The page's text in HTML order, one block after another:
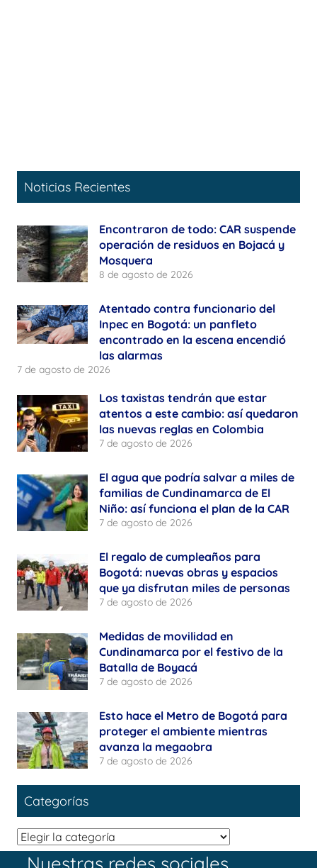
Noticias Recientes
Encontraron de todo: CAR suspende
operación de residuos en Bojacá y
Mosquera
8 de agosto de 2026
Atentado contra funcionario del
Inpec en Bogotá: un panfleto
encontrado en la escena encendió
las alarmas
7 de agosto de 2026
Los taxistas tendrán que estar
atentos a este cambio: así quedaron
las nuevas reglas en Colombia
7 de agosto de 2026
El agua que podría salvar a miles de
familias de Cundinamarca de El
Niño: así funciona el plan de la CAR
7 de agosto de 2026
El regalo de cumpleaños para
Bogotá: nuevas obras y espacios
que ya disfrutan miles de personas
7 de agosto de 2026
Medidas de movilidad en
Cundinamarca por el festivo de la
Batalla de Boyacá
7 de agosto de 2026
Esto hace el Metro de Bogotá para
proteger el ambiente mientras
avanza la megaobra
7 de agosto de 2026
Categorías
Categorías
Nuestras redes sociales